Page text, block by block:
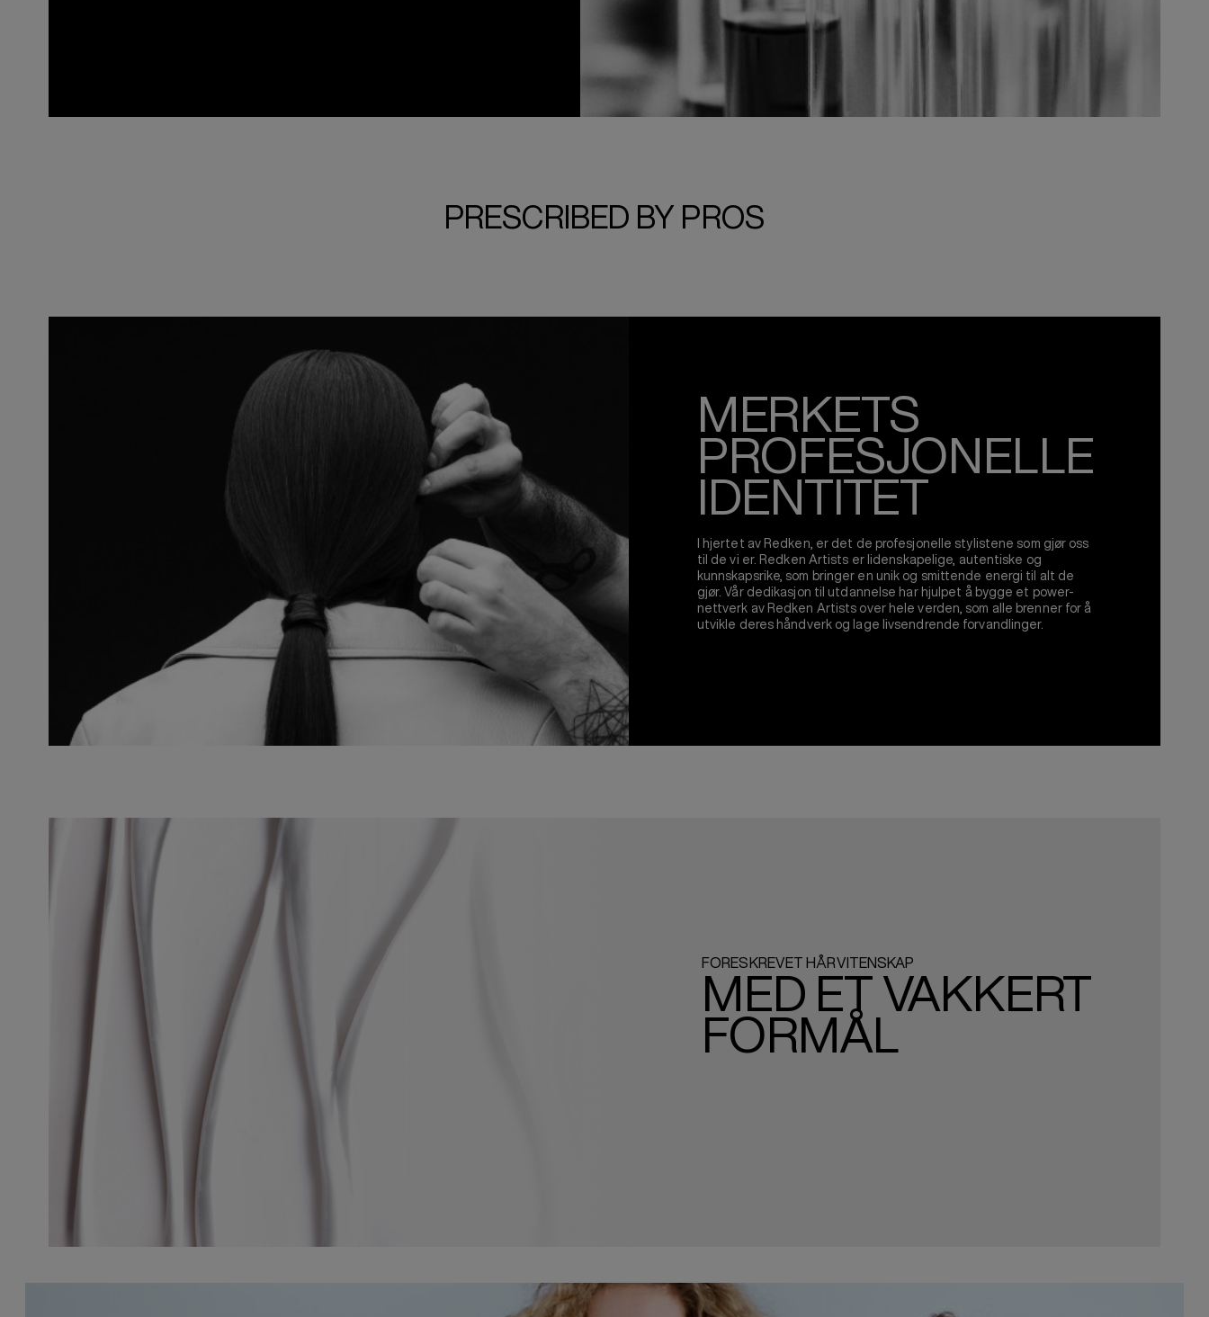
PRESCRIBED BY PROS
MERKETS
PROFESJONELLE
IDENTITET
I hjertet av Redken, er det de profesjonelle stylistene som gjør oss
til de vi er. Redken Artists er lidenskapelige, autentiske og
kunnskapsrike, som bringer en unik og smittende energi til alt de
gjør. Vår dedikasjon til utdannelse har hjulpet å bygge et power-
nettverk av Redken Artists over hele verden, som alle brenner for å
utvikle deres håndverk og lage livsendrende forvandlinger.
FORESKREVET HÅRVITENSKAP
MED ET VAKKERT
FORMÅL